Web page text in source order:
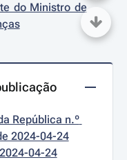
do Ministro de
República n.º
2024-04-24
2024-04-24